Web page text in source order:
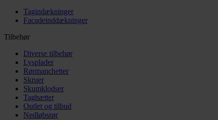
Tagindækninger
Facadeinddækninger
Tilbehør
Diverse tilbehør
Lysplader
Rørmanchetter
Skruer
Skumklodser
Taghætter
Outlet og tilbud
Nedløbsrør